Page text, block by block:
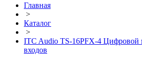
Главная
>
Каталог
>
ITC Audio TS-16PFX-4 Цифровой
входов